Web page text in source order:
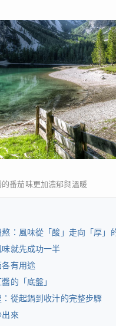
番茄味更加濃郁與溫暖
：風味從「酸」走向「厚」
就先成功一半
有用途
的「底盤」
從起鍋到收汁的完整步驟
來